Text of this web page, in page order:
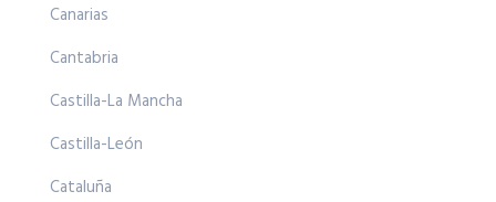
Canarias
Cantabria
Castilla-La Mancha
Castilla-León
Cataluña